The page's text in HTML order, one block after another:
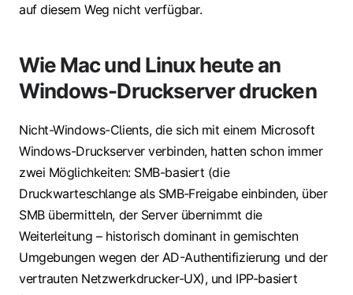
auf diesem Weg nicht verfügbar.
Wie Mac und Linux heute an
Windows-Druckserver drucken
Nicht-Windows-Clients, die sich mit einem Microsoft
Windows-Druckserver verbinden, hatten schon immer
zwei Möglichkeiten: SMB-basiert (die
Druckwarteschlange als SMB‑Freigabe einbinden, über
SMB übermitteln, der Server übernimmt die
Weiterleitung – historisch dominant in gemischten
Umgebungen wegen der AD-Authentifizierung und der
vertrauten Netzwerkdrucker-UX), und IPP-basiert